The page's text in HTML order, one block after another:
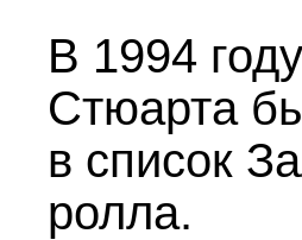
В 1994
Стюарта
в список
ролла.